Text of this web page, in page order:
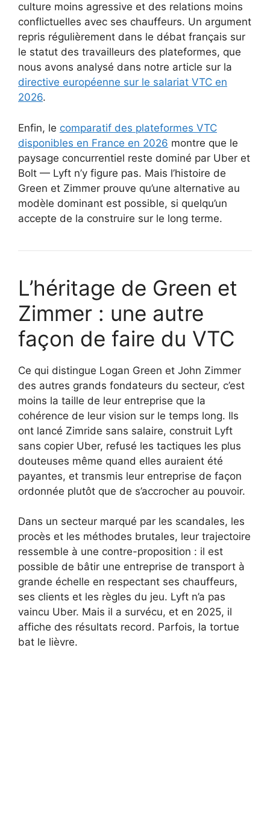
culture moins agressive et des relations moins
conflictuelles avec ses chauffeurs. Un argument
repris régulièrement dans le débat français sur
le statut des travailleurs des plateformes, que
nous avons analysé dans notre article sur la
directive européenne sur le salariat VTC en
2026.
Enfin, le comparatif des plateformes VTC
disponibles en France en 2026 montre que le
paysage concurrentiel reste dominé par Uber et
Bolt — Lyft n’y figure pas. Mais l’histoire de
Green et Zimmer prouve qu’une alternative au
modèle dominant est possible, si quelqu’un
accepte de la construire sur le long terme.
L’héritage de Green et
Zimmer : une autre
façon de faire du VTC
Ce qui distingue Logan Green et John Zimmer
des autres grands fondateurs du secteur, c’est
moins la taille de leur entreprise que la
cohérence de leur vision sur le temps long. Ils
ont lancé Zimride sans salaire, construit Lyft
sans copier Uber, refusé les tactiques les plus
douteuses même quand elles auraient été
payantes, et transmis leur entreprise de façon
ordonnée plutôt que de s’accrocher au pouvoir.
Dans un secteur marqué par les scandales, les
procès et les méthodes brutales, leur trajectoire
ressemble à une contre-proposition : il est
possible de bâtir une entreprise de transport à
grande échelle en respectant ses chauffeurs,
ses clients et les règles du jeu. Lyft n’a pas
vaincu Uber. Mais il a survécu, et en 2025, il
affiche des résultats record. Parfois, la tortue
bat le lièvre.